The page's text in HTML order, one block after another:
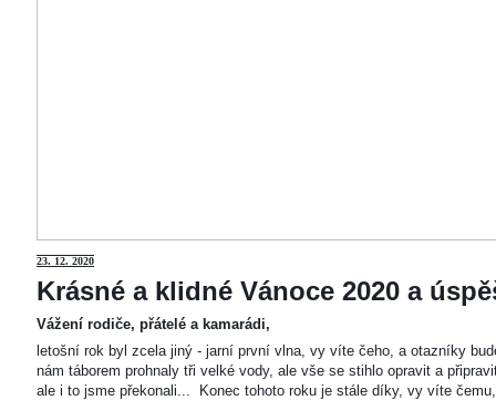
23. 12. 2020
Krásné a klidné Vánoce 2020 a
Vážení rodiče, přátelé a kamarádi,
letošní rok byl zcela jiný - jarní první vlna, vy víte čeho, a otazníky
nám táborem prohnaly tři velké vody, ale vše se stihlo opravit a
ale i to jsme překonali... Konec tohoto roku je stále díky, vy víte